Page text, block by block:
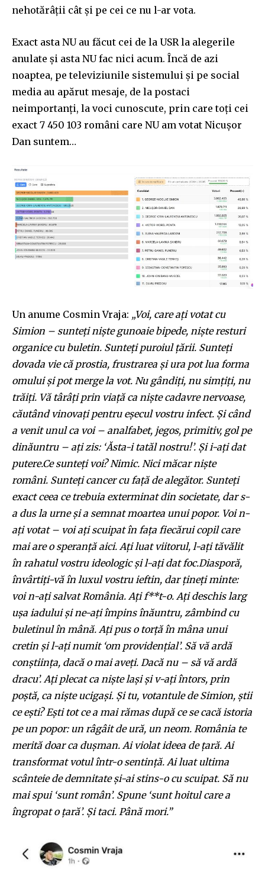
nehotărâții cât și pe cei ce nu l-ar vota.
Exact asta NU au făcut cei de la USR la alegerile
anulate și asta NU fac nici acum. Încă de azi
noaptea, pe televiziunile sistemului și pe social
media au apărut mesaje, de la postaci
neimportanți, la voci cunoscute, prin care toți cei
exact 7 450 103 români care NU am votat Nicușor
Dan suntem…
Un anume Cosmin Vraja: „Voi, care ați votat cu
Simion – sunteți niște gunoaie bipede, niște resturi
organice cu buletin. Sunteți puroiul țării. Sunteți
dovada vie că prostia, frustrarea și ura pot lua forma
omului și pot merge la vot. Nu gândiți, nu simțiți, nu
trăiți. Vă târâți prin viață ca niște cadavre nervoase,
căutând vinovați pentru eșecul vostru infect. Și când
a venit unul ca voi – analfabet, jegos, primitiv, gol pe
dinăuntru – ați zis: ‘Ăsta-i tatăl nostru!’. Și i-ați dat
putere.Ce sunteți voi? Nimic. Nici măcar niște
români. Sunteți cancer cu față de alegător. Sunteți
exact ceea ce trebuia exterminat din societate, dar s-
a dus la urne și a semnat moartea unui popor. Voi n-
ați votat – voi ați scuipat în fața fiecărui copil care
mai are o speranță aici. Ați luat viitorul, l-ați tăvălit
în rahatul vostru ideologic și l-ați dat foc.Diasporă,
învârtiți-vă în luxul vostru ieftin, dar țineți minte:
voi n-ați salvat România. Ați f**t-o. Ați deschis larg
ușa iadului și ne-ați împins înăuntru, zâmbind cu
buletinul în mână. Ați pus o torță în mâna unui
cretin și l-ați numit ‘om providențial’. Să vă ardă
conștiința, dacă o mai aveți. Dacă nu – să vă ardă
dracu’. Ați plecat ca niște lași și v-ați întors, prin
poștă, ca niște ucigași. Și tu, votantule de Simion, știi
ce ești? Ești tot ce a mai rămas după ce se cacă istoria
pe un popor: un râgâit de ură, un neom. România te
merită doar ca dușman. Ai violat ideea de țară. Ai
transformat votul într-o sentință. Ai luat ultima
scânteie de demnitate și-ai stins-o cu scuipat. Să nu
mai spui ‘sunt român’. Spune ‘sunt hoitul care a
îngropat o țară’. Și taci. Până mori.”